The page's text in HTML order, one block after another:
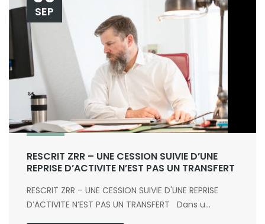
RESCRIT ZRR – UNE CESSION SUIVIE D’UNE
REPRISE D’ACTIVITE N’EST PAS UN TRANSFERT
SEP
RESCRIT ZRR – UNE CESSION SUIVIE D'UNE REPRISE
D’ACTIVITE N’EST PAS UN TRANSFERT Dans u...